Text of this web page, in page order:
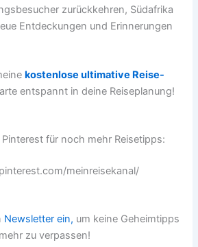
zurückkehren, Südafrika
Entdeckungen u‬nd Erinnerungen
kostenlose ultimative Reise-
entspannt in deine Reiseplanung!
für noch mehr Reisetipps:
meinreisekanal/
Newsletter ein, um keine Geheimtipps
mehr zu verpassen!